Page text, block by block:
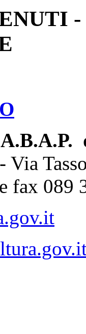
- Via
fax 089